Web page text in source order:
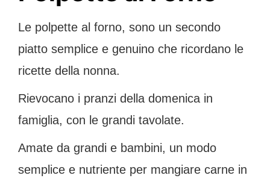
Le polpette al forno, sono un secondo
piatto semplice e genuino che ricordano le
ricette della nonna.
Rievocano i pranzi della domenica in
famiglia, con le grandi tavolate.
Amate da grandi e bambini, un modo
semplice e nutriente per mangiare carne in